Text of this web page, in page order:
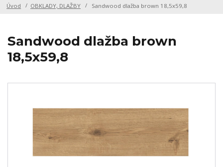
Úvod OBKLADY, DLAŽBY Sandwood dlažba brown 18,5x59,8
Sandwood dlažba brown
18,5x59,8